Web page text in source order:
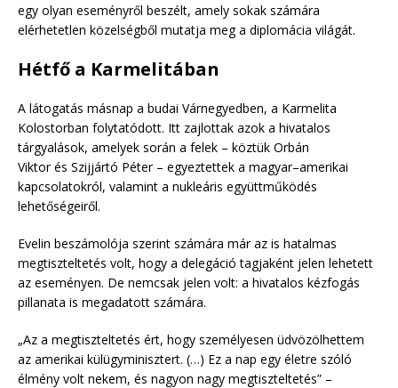
egy olyan eseményről beszélt, amely sokak számára
elérhetetlen közelségből mutatja meg a diplomácia világát.
Hétfő a Karmelitában
A látogatás másnap a budai Várnegyedben, a Karmelita
Kolostorban folytatódott. Itt zajlottak azok a hivatalos
tárgyalások, amelyek során a felek – köztük Orbán
Viktor és Szijjártó Péter – egyeztettek a magyar–amerikai
kapcsolatokról, valamint a nukleáris együttműködés
lehetőségeiről.
Evelin beszámolója szerint számára már az is hatalmas
megtiszteltetés volt, hogy a delegáció tagjaként jelen lehetett
az eseményen. De nemcsak jelen volt: a hivatalos kézfogás
pillanata is megadatott számára.
„Az a megtiszteltetés ért, hogy személyesen üdvözölhettem
az amerikai külügyminisztert. (…) Ez a nap egy életre szóló
élmény volt nekem, és nagyon nagy megtiszteltetés” –